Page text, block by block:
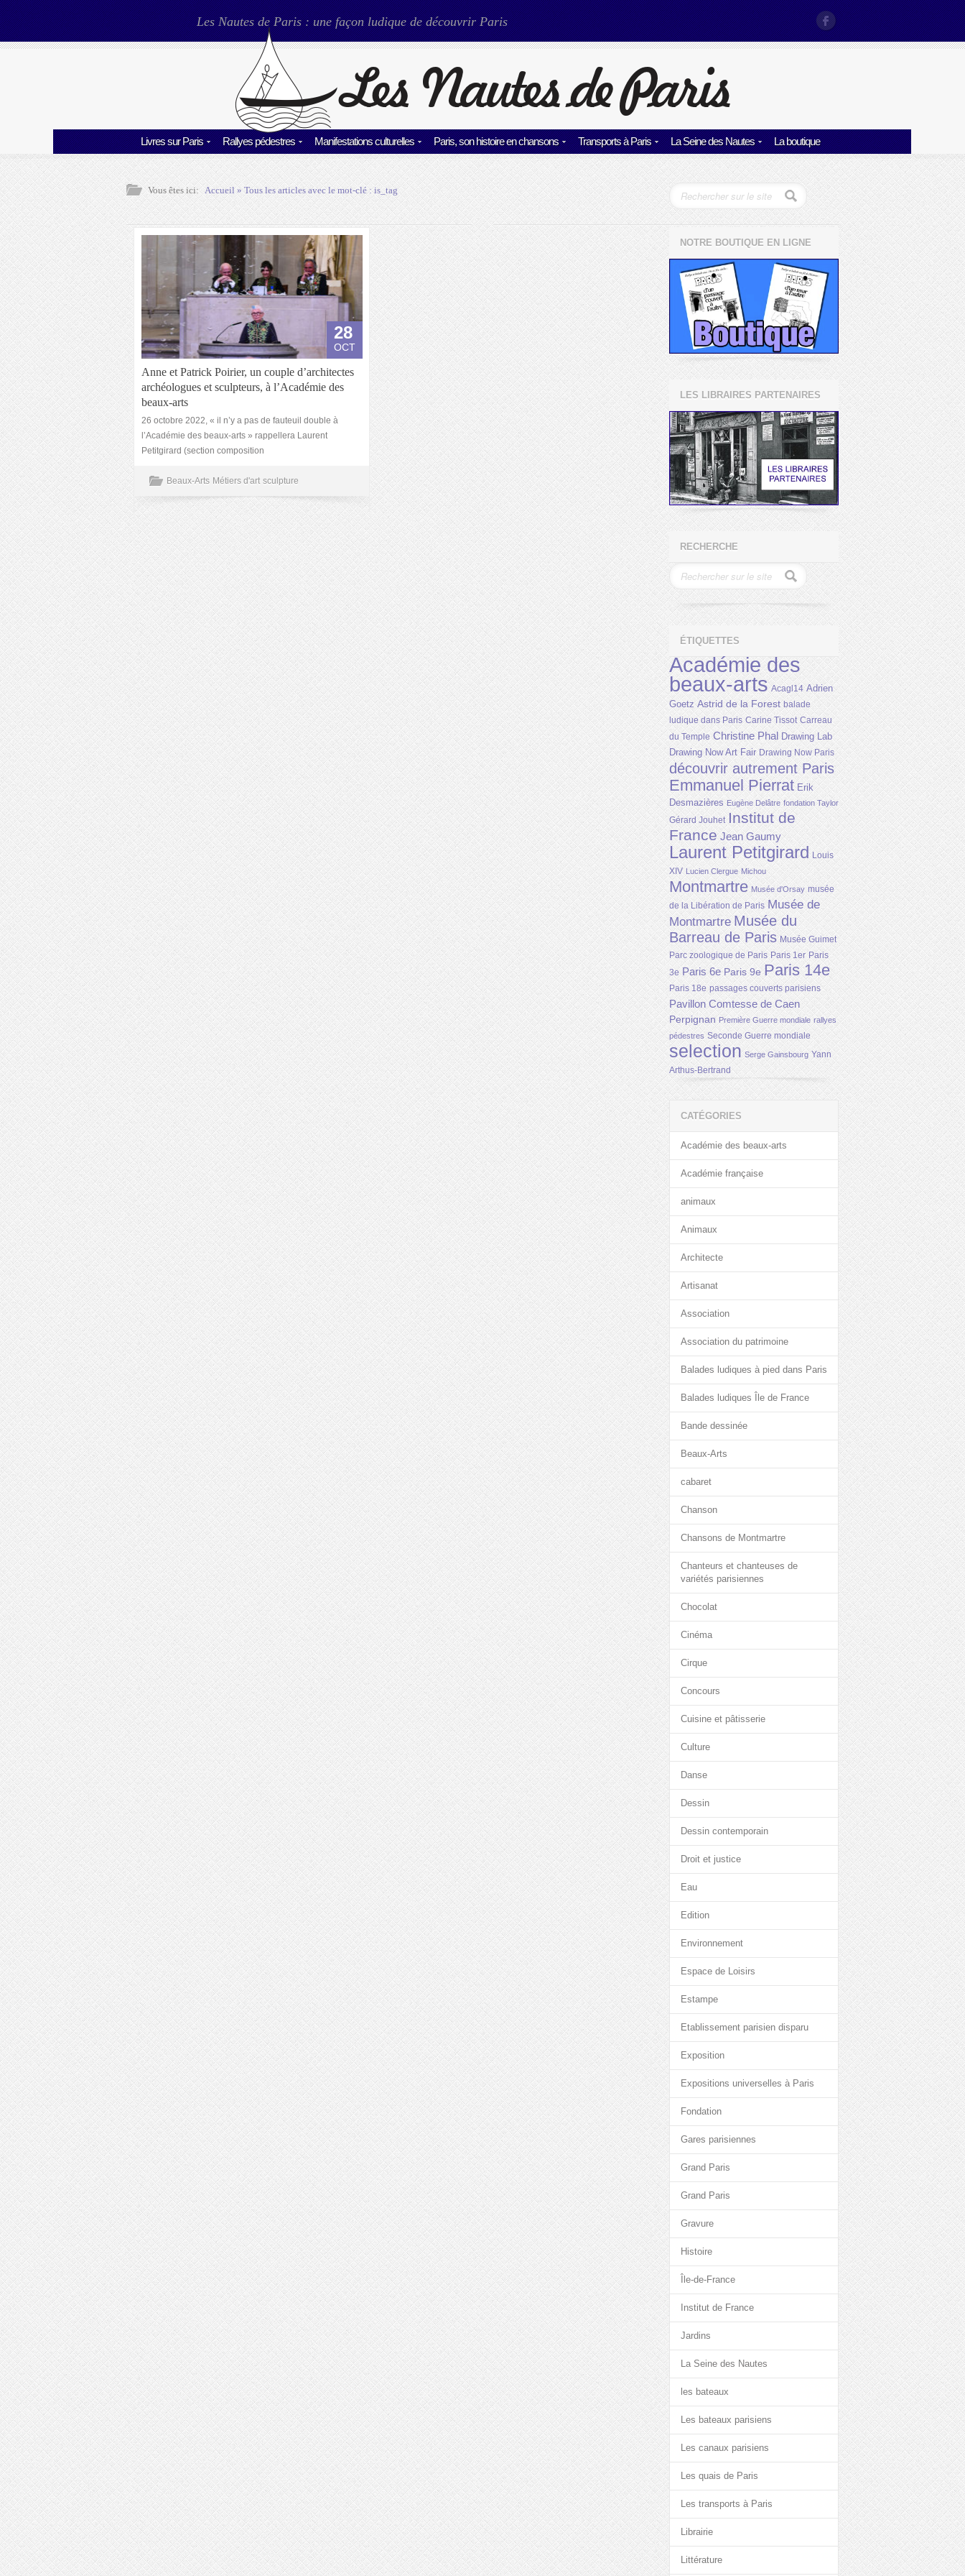
Les Nautes de Paris : une façon ludique de découvrir Paris
Livres sur Paris Rallyes pédestres Manifestations culturelles Paris, son histoire en chansons Transports à Paris La Seine des Nautes La boutique
Vous êtes ici: Accueil» Tous les articles avec le mot-clé :is_tag
28
OCT
Anne et Patrick Poirier, un couple d’architectes
archéologues et sculpteurs, à l’Académie des
beaux-arts
26 octobre 2022, « il n’y a pas de fauteuil double à
l’Académie des beaux-arts » rappellera Laurent
Petitgirard (section composition
Beaux-Arts Métiers d'art sculpture
NOTRE BOUTIQUE EN LIGNE
LES LIBRAIRES PARTENAIRES
RECHERCHE
ÉTIQUETTES
Académie des
beaux-arts Acagl14 Adrien
Goetz Astrid de la Forest balade
ludique dans Paris Carine Tissot Carreau
du Temple Christine Phal Drawing Lab
Drawing Now Art Fair Drawing Now Paris
découvrir autrement Paris
Emmanuel Pierrat Erik
Desmazières Eugène Delâtre fondation Taylor
Gérard Jouhet Institut de
France Jean Gaumy
Laurent Petitgirard Louis
XIV Lucien Clergue Michou
Montmartre Musée d'Orsay musée
de la Libération de Paris Musée de
Montmartre Musée du
Barreau de Paris Musée Guimet
Parc zoologique de Paris Paris 1er Paris
3e Paris 6e Paris 9e Paris 14e
Paris 18e passages couverts parisiens
Pavillon Comtesse de Caen
Perpignan Première Guerre mondiale rallyes
pédestres Seconde Guerre mondiale
selection Serge Gainsbourg Yann
Arthus-Bertrand
CATÉGORIES
Académie des beaux-arts
Académie française
animaux
Animaux
Architecte
Artisanat
Association
Association du patrimoine
Balades ludiques à pied dans Paris
Balades ludiques Île de France
Bande dessinée
Beaux-Arts
cabaret
Chanson
Chansons de Montmartre
Chanteurs et chanteuses de
variétés parisiennes
Chocolat
Cinéma
Cirque
Concours
Cuisine et pâtisserie
Culture
Danse
Dessin
Dessin contemporain
Droit et justice
Eau
Edition
Environnement
Espace de Loisirs
Estampe
Etablissement parisien disparu
Exposition
Expositions universelles à Paris
Fondation
Gares parisiennes
Grand Paris
Grand Paris
Gravure
Histoire
Île-de-France
Institut de France
Jardins
La Seine des Nautes
les bateaux
Les bateaux parisiens
Les canaux parisiens
Les quais de Paris
Les transports à Paris
Librairie
Littérature